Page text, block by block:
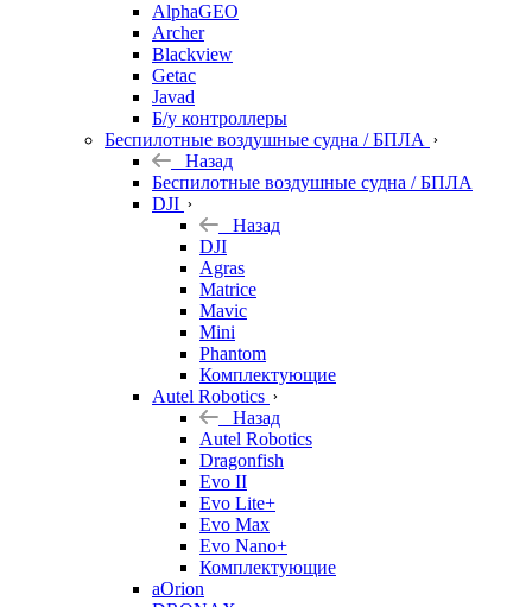
AlphaGEO
Archer
Blackview
Getac
Javad
Б/у контроллеры
Беспилотные воздушные судна / БПЛА
Назад
Беспилотные воздушные судна / БПЛА
DJI
Назад
DJI
Agras
Matrice
Mavic
Mini
Phantom
Комплектующие
Autel Robotics
Назад
Autel Robotics
Dragonfish
Evo II
Evo Lite+
Evo Max
Evo Nano+
Комплектующие
aOrion